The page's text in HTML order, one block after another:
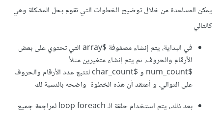
يمكن المساعدة من خلال توضيح الخطوات التي تقوم بحل المشكلة وهي
كالتالي
في البداية، يتم إنشاء مصفوفة $array التي تحتوي على بعض
الأرقام والحروف. ثم يتم إنشاء متغيرين مثلاً
$num_count و $char_count لتتبع عدد الأرقام والحروف
على التوالي. و أعتقد أن هذه الخطوة واضحه بالنسبة لك
بعد ذلك، يتم استخدام حلقة الـ loop foreach لمراجعة جميع